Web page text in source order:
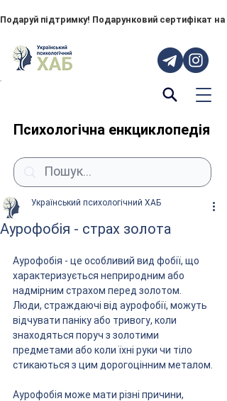
Подаруй підтримку! Подарунковий сертифікат
Психологічна енкциклопедія
Аурофобія - страх золота
Український психологічний ХАБ
Аурофобія - це особливий вид фобії, що
характеризується неприродним або
надмірним страхом перед золотом.
Люди, страждаючі від аурофобії, можуть
відчувати паніку або тривогу, коли
знаходяться поруч з золотими
предметами або коли їхні руки чи тіло
стикаються з цим дорогоцінним металом.
Аурофобія може мати різні причини,